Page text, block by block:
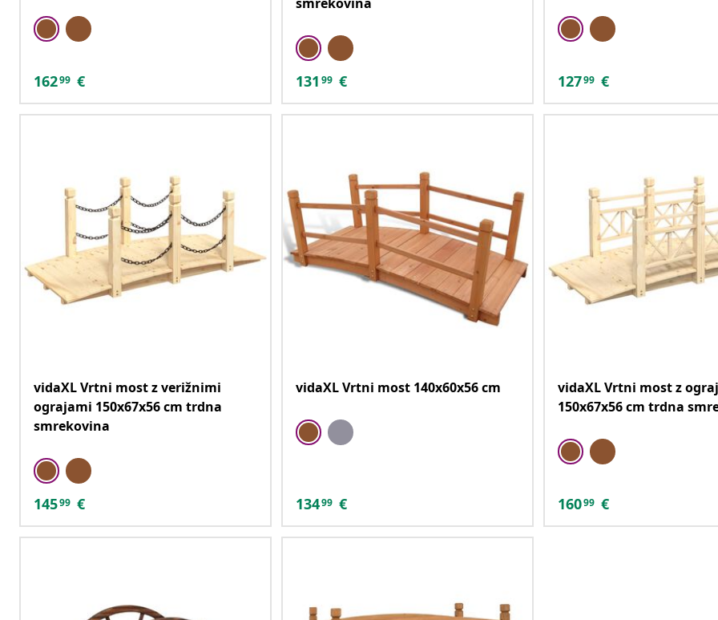
16299 € 131 99 € 12799 €
vidaXL Vrtni most z verižnimi
ograjami 150x67x56 cm trdna
smrekovina
14599 €
vidaXL Vrtni most 140x60x56 cm
13499 €
vidaXL Vrtni most z
150x67x56 cm trdna
16099 €